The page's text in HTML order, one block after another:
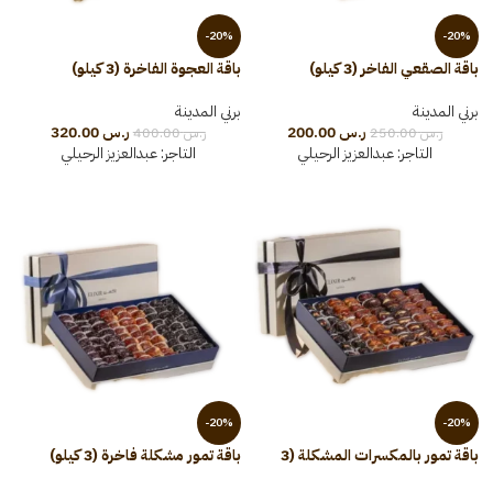
-20%
باقة الصقعي الفاخر (3 كيلو)
برني المدينة
ر.س250.00 ر.س200.00
التاجر:عبدالعزيز الرحيلي
-20%
باقة العجوة الفاخرة (3 كيلو)
برني المدينة
ر.س400.00 ر.س320.00
التاجر:عبدالعزيز الرحيلي
-20%
باقة تمور بالمكسرات المشكلة (3
-20%
باقة تمور مشكلة فاخرة (3 كيلو)